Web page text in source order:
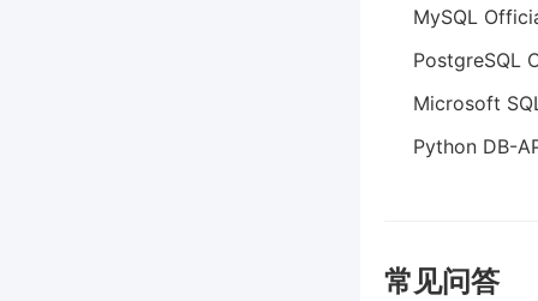
MySQL
PostgreSQL
Microsoft
Python DB-
常见问答